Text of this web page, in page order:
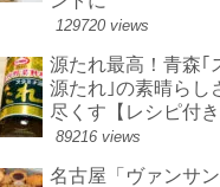
129720 views
源たれ最高！青森｢
源たれ｣の素晴らし
尽くす【レシピ付き
89216 views
名古屋「ヴァンサ